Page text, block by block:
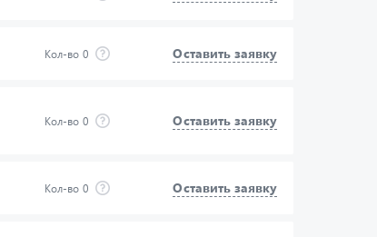
Кол-во 0 Оставить заявку
Кол-во 0 Оставить заявку
Кол-во 0 Оставить заявку